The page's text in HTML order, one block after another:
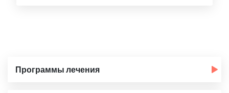
Программы лечения